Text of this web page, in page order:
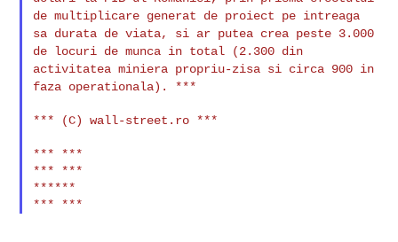
demultiplicare generat de proiect pe intreaga
sa durata de viata, si ar putea crea peste 3.000
de locuri de munca in total (2.300 din
activitatea miniera propriu-zisa si circa 900 in
faza operationala). ***
*** (C) wall-street.ro ***
*** ***
*** ***
******